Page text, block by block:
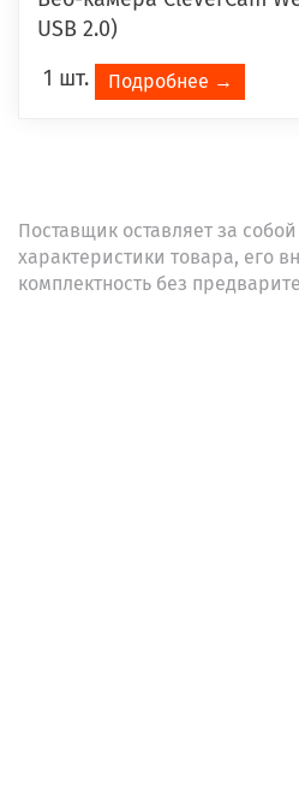
USB 2.0)
1 шт.
Подробнее →
Поставщик оставляет за
характеристики товара, его
комплектность без